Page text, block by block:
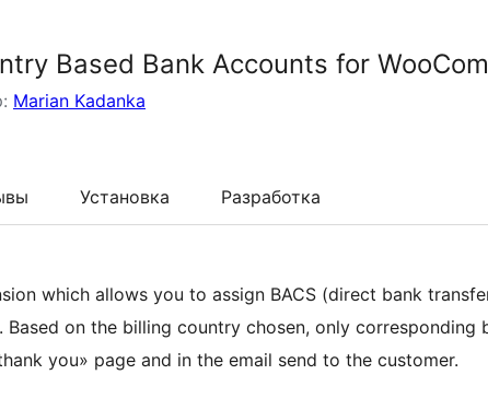
Based Bank Accounts for
Marian Kadanka
Установка Разработка
which allows you to assign BACS (direct bank
on the billing country chosen, only corresponding
you» page and in the email send to the customer.